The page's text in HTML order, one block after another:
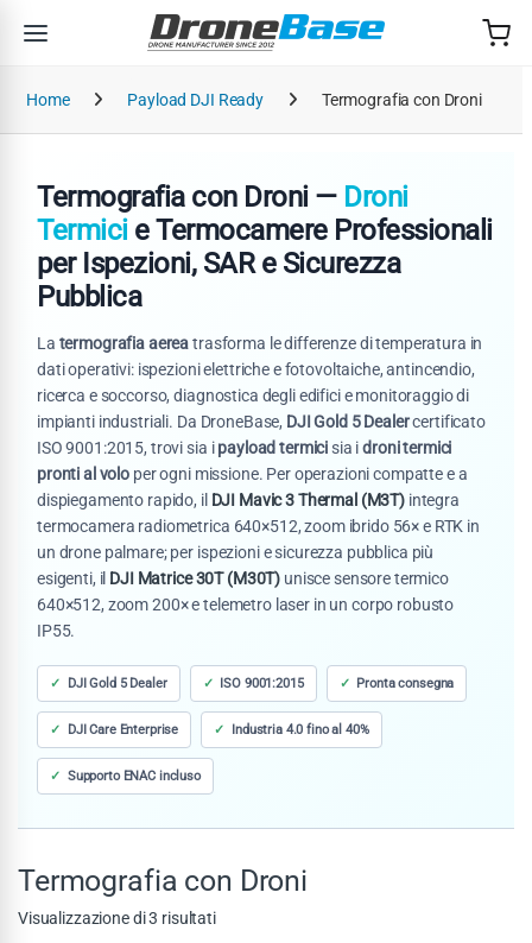
Home Payload DJI Ready Termografia con Droni
Termografia con Droni — Droni
Termicie Termocamere Professionali
per Ispezioni, SAR e Sicurezza
Pubblica
La termografia aereatrasforma le differenze di temperatura in
dati operativi: ispezioni elettriche e fotovoltaiche, antincendio,
ricerca e soccorso, diagnostica degli edifici e monitoraggio di
impianti industriali. Da DroneBase, DJI Gold 5 Dealercertificato
ISO 9001:2015, trovi sia ipayload termici sia idroni termici
pronti al volo per ogni missione. Per operazioni compatte e a
dispiegamento rapido, il DJI Mavic 3 Thermal (M3T) integra
termocamera radiometrica 640×512, zoom ibrido 56× e RTK in
un drone palmare; per ispezioni e sicurezza pubblica più
esigenti, il DJI Matrice 30T (M30T) unisce sensore termico
640×512, zoom 200× e telemetro laser in un corpo robusto
IP55.
DJI Gold 5 Dealer ISO 9001:2015 Pronta consegna
DJI Care Enterprise Industria 4.0 fino al 40%
Supporto ENAC incluso
Termografia con Droni
Visualizzazione di 3 risultati